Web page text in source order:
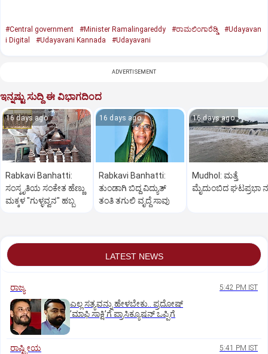
#Central government #Minister Ramalingareddy #ರಾಮಲಿಂಗಾರೆಡ್ಡಿ
#Udayavan
i Digital
#Udayavani Kannada #Udayavani
ADVERTISEMENT
ಇನ್ನಷ್ಟು ಸುದ್ದಿ ಈ ವಿಭಾಗದಿಂದ
16 days ago
Rabkavi Banhatti:
ಸಂಸ್ಕೃತಿಯ ಸಂಕೇತ ಹೆಣ್ಣು
ಮಕ್ಕಳ "ಗುಳ್ಳವ್ವನ" ಹಬ್ಬ
16 days ago
Rabkavi Banhatti:
ತುಂಡಾಗಿ ಬಿದ್ದ ವಿದ್ಯುತ್
ತಂತಿ ತಗುಲಿ ವೃದ್ಧೆ ಸಾವು
16 days ago
Mudhol: ಮತ್ತೆ
ಮೈದುಂಬಿದ ಘಟಪ್ರಭಾ
LATEST NEWS
ರಾಜ್ಯ 5:42 PM IST
ಎಲ್ಲ ಸತ್ಯವನ್ನು ಹೇಳಬೇಕು.. ಪ್ರದೋಷ್‌
ʼಮಾಫಿ ಸಾಕ್ಷಿʼಗೆ ಪ್ರಾಸಿಕ್ಯೂಷನ್ ಒಪ್ಪಿಗೆ
ರಾಷ್ಟ್ರೀಯ 5:41 PM IST